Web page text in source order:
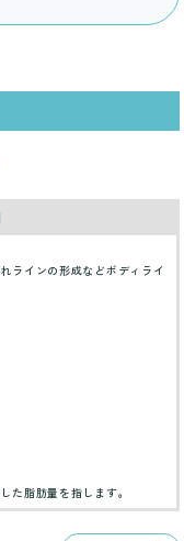
ラインの形成などボディライ
た脂肪量を指します。